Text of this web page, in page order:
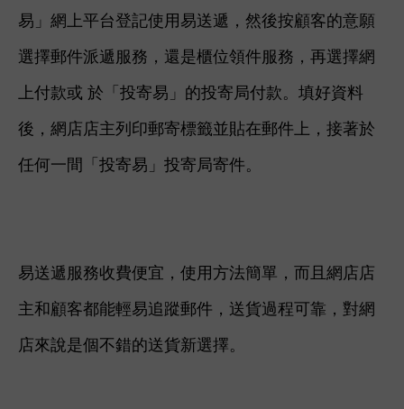
易」網上平台登記使用易送遞，然後按顧客的意願
選擇郵件派遞服務，還是櫃位領件服務，再選擇網
上付款或 於「投寄易」的投寄局付款。填好資料
後，網店店主列印郵寄標籤並貼在郵件上，接著於
任何一間「投寄易」投寄局寄件。
易送遞服務收費便宜，使用方法簡單，而且網店店
主和顧客都能輕易追蹤郵件，送貨過程可靠，對網
店來說是個不錯的送貨新選擇。